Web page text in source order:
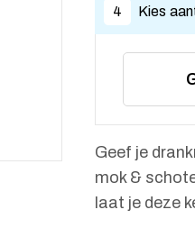
4 Kies
Geef je
mok &
laat je deze